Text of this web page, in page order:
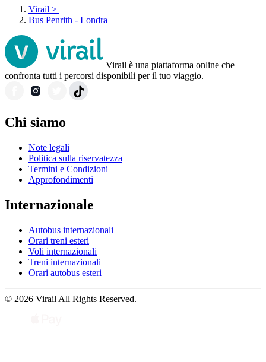
Virail >
Bus Penrith - Londra
Virail è una piattaforma online che
confronta tutti i percorsi disponibili per il tuo viaggio.
Chi siamo
Note legali
Politica sulla riservatezza
Termini e Condizioni
Approfondimenti
Internazionale
Autobus internazionali
Orari treni esteri
Voli internazionali
Treni internazionali
Orari autobus esteri
© 2026 Virail All Rights Reserved.